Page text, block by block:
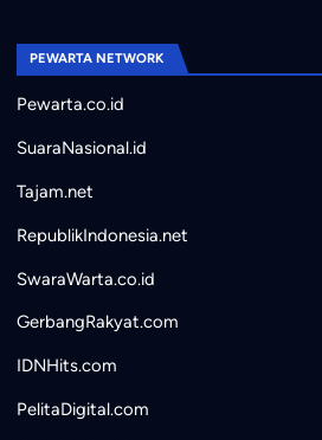
PEWARTA NETWORK
Pewarta.co.id
SuaraNasional.id
Tajam.net
RepublikIndonesia.net
SwaraWarta.co.id
GerbangRakyat.com
IDNHits.com
PelitaDigital.com